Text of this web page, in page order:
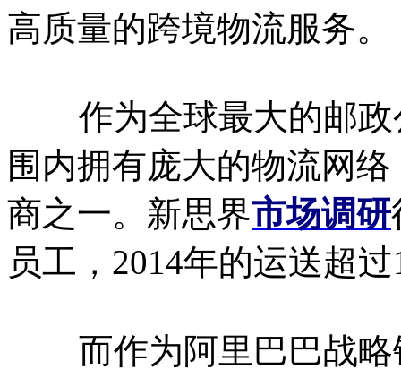
高质量的跨境物流服务。
作为全球最大的邮政
围内拥有庞大的物流网
商之一。新思界市场调研
员工，2014年的运送超
而作为阿里巴巴战略